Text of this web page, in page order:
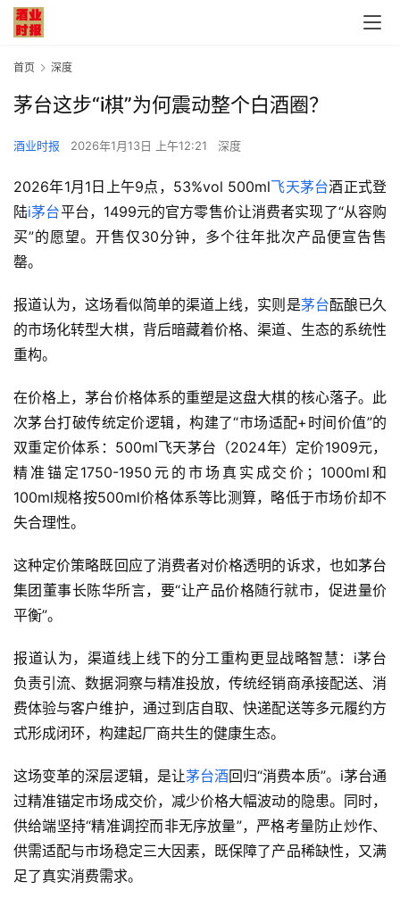
首
首页 深度
茅台这步“i棋”为何震动整个白酒圈？
酒业时报 2026年1月13日 上午12:21 深度
2026年1月1日上午9点，53%vol 500ml飞天茅台酒正式登
陆i茅台平台，1499元的官方零售价让消费者实现了“从容购
买”的愿望。开售仅30分钟，多个往年批次产品便宣告售
罄。
报道认为，这场看似简单的渠道上线，实则是茅台酝酿已久
的市场化转型大棋，背后暗藏着价格、渠道、生态的系统性
重构。
在价格上，茅台价格体系的重塑是这盘大棋的核心落子。此
次茅台打破传统定价逻辑，构建了“市场适配+时间价值”的
双重定价体系：500ml飞天茅台（2024年）定价1909元，
精准锚定1750-1950元的市场真实成交价；1000ml和
100ml规格按500ml价格体系等比测算，略低于市场价却不
失合理性。
这种定价策略既回应了消费者对价格透明的诉求，也如茅台
集团董事长陈华所言，要“让产品价格随行就市，促进量价
平衡”。
报道认为，渠道线上线下的分工重构更显战略智慧：i茅台
负责引流、数据洞察与精准投放，传统经销商承接配送、消
费体验与客户维护，通过到店自取、快递配送等多元履约方
式形成闭环，构建起厂商共生的健康生态。
这场变革的深层逻辑，是让茅台酒回归“消费本质”。i茅台通
过精准锚定市场成交价，减少价格大幅波动的隐患。同时，
供给端坚持“精准调控而非无序放量”，严格考量防止炒作、
供需适配与市场稳定三大因素，既保障了产品稀缺性，又满
足了真实消费需求。